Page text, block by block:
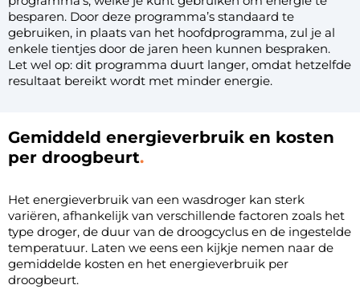
besparen. Door deze programma’s standaard te
gebruiken, in plaats van het hoofdprogramma, zul je al
enkele tientjes door de jaren heen kunnen bespraken.
Let wel op: dit programma duurt langer, omdat hetzelfde
resultaat bereikt wordt met minder energie.
Gemiddeld energieverbruik en kosten
per droogbeurt
Het energieverbruik van een wasdroger kan sterk
variëren, afhankelijk van verschillende factoren zoals het
type droger, de duur van de droogcyclus en de ingestelde
temperatuur. Laten we eens een kijkje nemen naar de
gemiddelde kosten en het energieverbruik per
droogbeurt.